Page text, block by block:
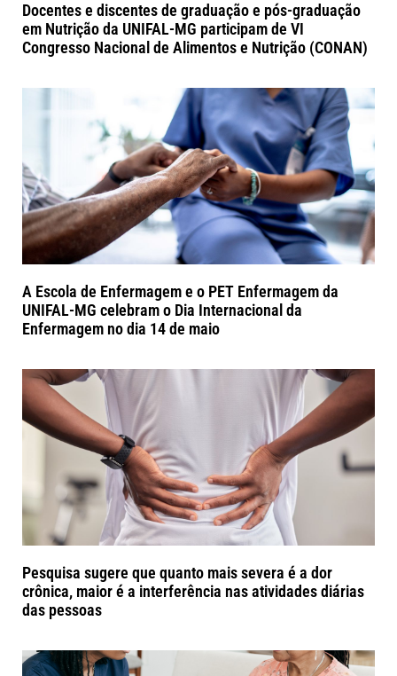
Docentes e discentes de graduação e pós-graduação
em Nutrição da UNIFAL-MG participam de VI
Congresso Nacional de Alimentos e Nutrição (CONAN)
A Escola de Enfermagem e o PET Enfermagem da
UNIFAL-MG celebram o Dia Internacional da
Enfermagem no dia 14 de maio
Pesquisa sugere que quanto mais severa é a dor
crônica, maior é a interferência nas atividades diárias
das pessoas